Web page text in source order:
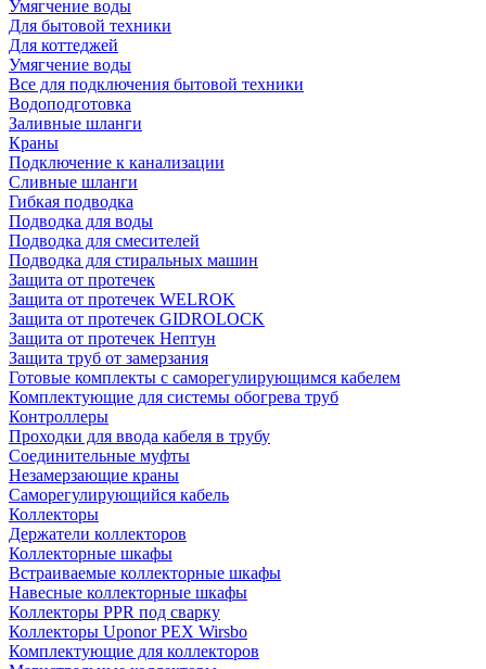
Умягчение воды
Для бытовой техники
Для коттеджей
Умягчение воды
Все для подключения бытовой техники
Водоподготовка
Заливные шланги
Краны
Подключение к канализации
Сливные шланги
Гибкая подводка
Подводка для воды
Подводка для смесителей
Подводка для стиральных машин
Защита от протечек
Защита от протечек WELROK
Защита от протечек GIDROLOCK
Защита от протечек Нептун
Защита труб от замерзания
Готовые комплекты с саморегулирующимся кабелем
Комплектующие для системы обогрева труб
Контроллеры
Проходки для ввода кабеля в трубу
Соединительные муфты
Незамерзающие краны
Саморегулирующийся кабель
Коллекторы
Держатели коллекторов
Коллекторные шкафы
Встраиваемые коллекторные шкафы
Навесные коллекторные шкафы
Коллекторы PPR под сварку
Коллекторы Uponor PEX Wirsbo
Комплектующие для коллекторов